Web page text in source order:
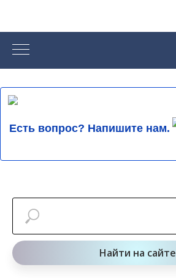
Есть вопрос? Напишите нам.
Найти на сайте